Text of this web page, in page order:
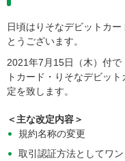
日頃はりそなデビットカ
とうございます。
2021年7月15日（木）付で
トカード・りそなデビッ
定を致します。
＜主な改定内容＞
規約名称の変更
取引認証方法としてワ